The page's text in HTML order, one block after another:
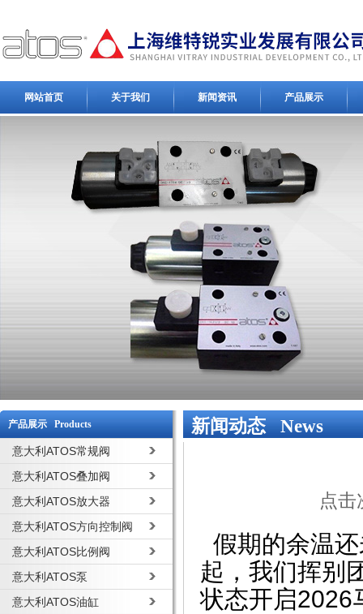
网站首页 关于我们 新闻资讯 产品展示
产品展示 Products
意大利ATOS常规阀
意大利ATOS叠加阀
意大利ATOS放大器
意大利ATOS方向控制阀
意大利ATOS比例阀
意大利ATOS泵
意大利ATOS油缸
新闻动态 News
点
假期的余温
起，我们挥别
状态开启2026